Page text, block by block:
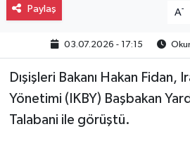
Paylaş A-
03.07.2026 - 17:15
Dışişleri Bakanı Hakan Fidan,
Yönetimi (IKBY) Başbakan
Talabani ile görüştü.
Gayrimenkul
Spor